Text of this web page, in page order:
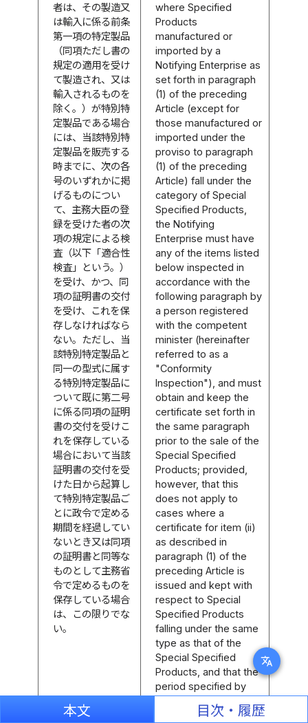
translate
者は、その製造又
は輸入に係る前条
第一項の特定製品
（同項ただし書の
規定の適用を受け
て製造され、又は
輸入されるものを
除く。）が特別特
定製品である場合
には、当該特別特
定製品を販売する
時までに、次の各
号のいずれかに掲
げるものについ
て、主務大臣の登
録を受けた者の次
項の規定による検
査（以下「適合性
検査」という。）
を受け、かつ、同
項の証明書の交付
を受け、これを保
存しなければなら
ない。ただし、当
該特別特定製品と
同一の型式に属す
る特別特定製品に
ついて既に第二号
に係る同項の証明
書の交付を受けこ
れを保存している
場合において当該
証明書の交付を受
けた日から起算し
て特別特定製品ご
とに政令で定める
期間を経過してい
ないとき又は同項
の証明書と同等な
ものとして主務省
令で定めるものを
保存している場合
は、この限りでな
い。
where Specified
Products
manufactured or
imported by a
Notifying Enterprise as
set forth in paragraph
(1) of the preceding
Article (except for
those manufactured or
imported under the
proviso to paragraph
(1) of the preceding
Article) fall under the
category of Special
Specified Products,
the Notifying
Enterprise must have
any of the items listed
below inspected in
accordance with the
following paragraph by
a person registered
with the competent
minister (hereinafter
referred to as a
"Conformity
Inspection"), and must
obtain and keep the
certificate set forth in
the same paragraph
prior to the sale of the
Special Specified
Products; provided,
however, that this
does not apply to
cases where a
certificate for item (ii)
as described in
paragraph (1) of the
preceding Article is
issued and kept with
respect to Special
Specified Products
falling under the same
type as that of the
Special Specified
Products, and that the
period specified by
respective Special
本文 目次・履歴